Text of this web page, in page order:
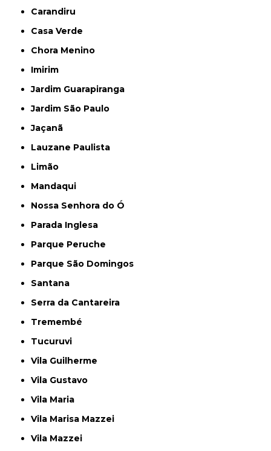
Carandiru
Casa Verde
Chora Menino
Imirim
Jardim Guarapiranga
Jardim São Paulo
Jaçanã
Lauzane Paulista
Limão
Mandaqui
Nossa Senhora do Ó
Parada Inglesa
Parque Peruche
Parque São Domingos
Santana
Serra da Cantareira
Tremembé
Tucuruvi
Vila Guilherme
Vila Gustavo
Vila Maria
Vila Marisa Mazzei
Vila Mazzei